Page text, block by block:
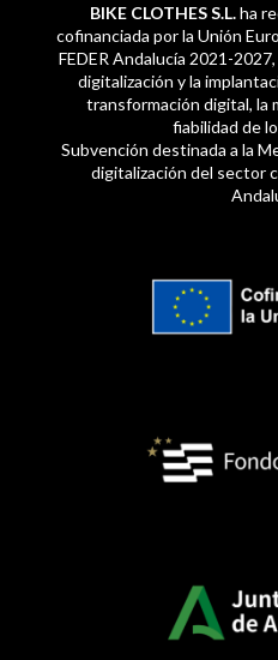
BIKE CLOTHES S.L.ha
cofinanciada por la Unión
FEDER Andalucía 2021-
digitalización y la
transformación digital, la
fiabilidad de
Subvención destinada a la
digitalización del sector